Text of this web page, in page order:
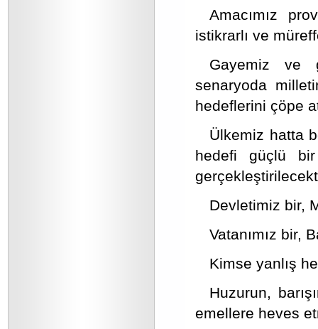
Amacımız
istikrarlı ve
Gayemiz ve
senaryoda
hedeflerini çöpe
Ülkemiz hatta
hedefi güçlü bir
Devletimiz bir,
Vatanımız bir,
Kimse yanlış
Huzurun,
emellere heves